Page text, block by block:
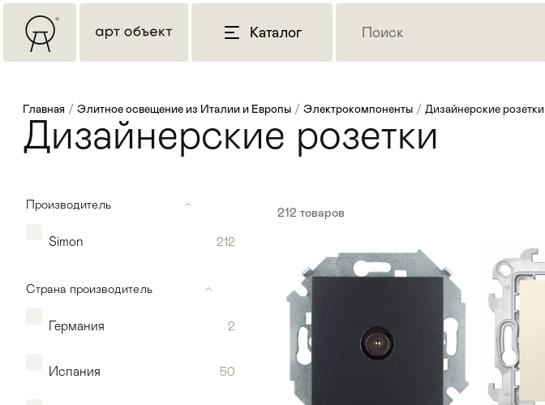
Каталог
Главная / Элитное освещение из Италии и Европы / Электрокомпоненты / Дизайнерские розетки
Дизайнерские розетки
Производитель
Simon 212
Страна производитель
Германия 2
Испания 50
212 товаров